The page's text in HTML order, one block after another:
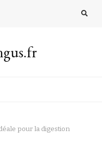
pour la digestion